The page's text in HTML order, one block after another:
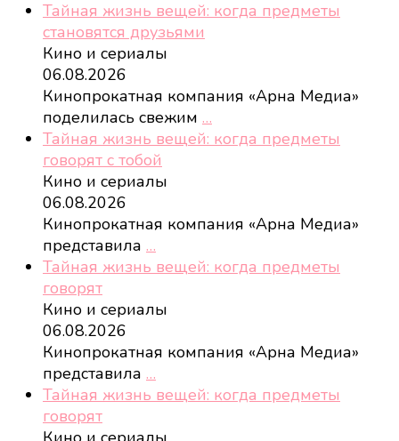
Тайная жизнь вещей: когда предметы
становятся друзьями
Кино и сериалы
06.08.2026
Кинопрокатная компания «Арна Медиа»
поделилась свежим …
Тайная жизнь вещей: когда предметы
говорят с тобой
Кино и сериалы
06.08.2026
Кинопрокатная компания «Арна Медиа»
представила …
Тайная жизнь вещей: когда предметы
говорят
Кино и сериалы
06.08.2026
Кинопрокатная компания «Арна Медиа»
представила …
Тайная жизнь вещей: когда предметы
говорят